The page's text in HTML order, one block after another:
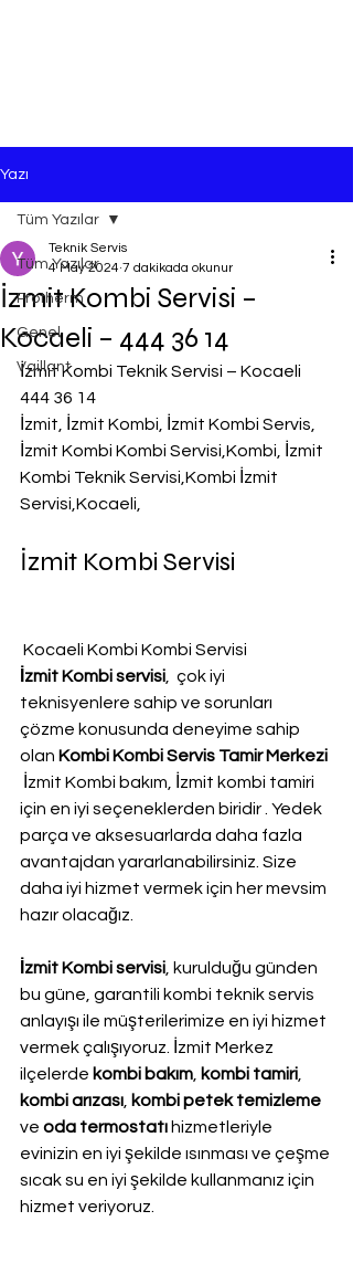
Yazı
Tüm Yazılar
Protherm
Genel
Vaillant
Tüm Yazılar
İzmit Kombi Servisi –
Kocaeli – 444 36 14
Teknik Servis
4 May 2024 7 dakikada okunur
İzmit Kombi Teknik Servisi – Kocaeli
444 36 14
İzmit, İzmit Kombi, İzmit Kombi Servis,
İzmit Kombi Kombi Servisi,Kombi, İzmit
Kombi Teknik Servisi,Kombi İzmit
Servisi,Kocaeli,
İzmit Kombi Servisi
Kocaeli Kombi Kombi Servisi
İzmit Kombi servisi ,  çok iyi
teknisyenlere sahip ve sorunları
çözme konusunda deneyime sahip
olan Kombi Kombi Servis Tamir Merkezi
İzmit Kombi bakım, İzmit kombi tamiri
için en iyi seçeneklerden biridir . Yedek
parça ve aksesuarlarda daha fazla
avantajdan yararlanabilirsiniz. Size
daha iyi hizmet vermek için her mevsim
hazır olacağız.
İzmit Kombi servisi , kurulduğu günden
bu güne, garantili kombi teknik servis
anlayışı ile müşterilerimize en iyi hizmet
vermek çalışıyoruz. İzmit Merkez
ilçelerde kombi bakım kombi tamiri
kombi arızası kombi petek temizleme
ve oda termostatı hizmetleriyle
evinizin en iyi şekilde ısınması ve çeşme
sıcak su en iyi şekilde kullanmanız için
hizmet veriyoruz.